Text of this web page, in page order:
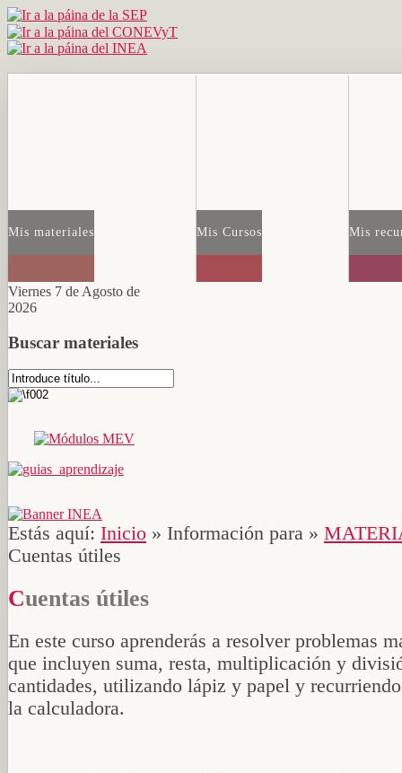
Mis materiales Mis Cursos Mis
Viernes 7 de Agosto de
2026
Buscar materiales
Estás aquí: Inicio » Información para »
Cuentas útiles
Cuentas útiles
En este curso aprenderás a resolver problemas
que incluyen suma, resta, multiplicación y
cantidades, utilizando lápiz y papel y
la calculadora.